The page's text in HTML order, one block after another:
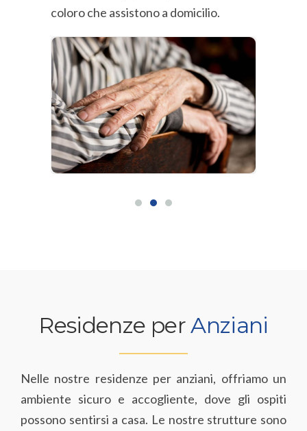
coloro che assistono a domicilio.
Residenze perAnziani
Nelle nostre residenze per anziani, offriamo un
ambiente sicuro e accogliente, dove gli ospiti
possono sentirsi a casa. Le nostre strutture sono